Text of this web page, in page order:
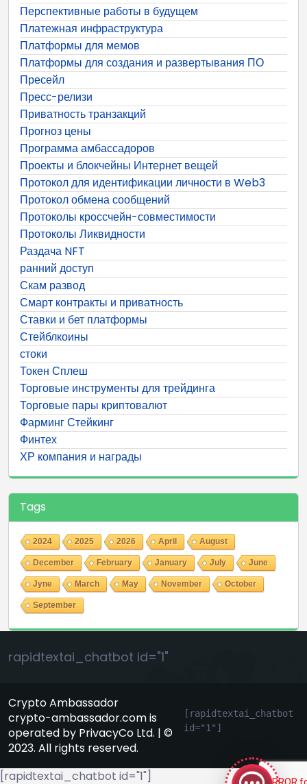
Перспективные работы в будущем
Платежная инфраструктура
Платформы для мемов
Платформы для создания и развертывания ПО
Пресейл
Пресс-релизи
Приватность транзакций
Прогноз цены
Программа амбассадоров
Проекты и блокчейны Интернет вещей
Протокол для идентификации личности в Web3
Протокол обмена сообщений
Протоколы кроссчейн-совместимости
Протоколы Ликвидности
Раздача NFT
ранний доступ
Скам развод
Смарт контракты и приватность
Ставки и бет платформы
Стейблкоины
стоки
Токен Сплеш
Торговые инструменты для трейдинга
Торговые пары криптовалют
Фарминг Стейкинг
Финтех
ХР компания и награды
Tags
2024 2025 2026 April August
December February January July June
Jyne March May November October
September
rapidtextai_chatbot id="1"
Crypto Ambassador
crypto-ambassador.com is
operated by PrivacyCo Ltd. | ©
2023. All rights reserved.
[rapidtextai_chatbot
id="1"]
GeekyBot
[rapidtextai_chatbot id="1"]